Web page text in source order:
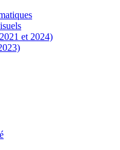
et 2024)